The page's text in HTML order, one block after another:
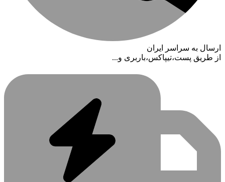
ارسال به سراسر ایران
از طریق پست،تیپاکس،باربری و...